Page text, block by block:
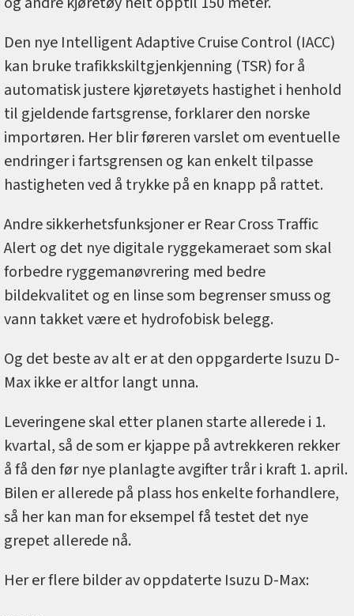
Den nye Intelligent Adaptive Cruise Control (IACC)
kan bruke trafikkskiltgjenkjenning (TSR) for å
automatisk justere kjøretøyets hastighet i henhold
til gjeldende fartsgrense, forklarer den norske
importøren. Her blir føreren varslet om eventuelle
endringer i fartsgrensen og kan enkelt tilpasse
hastigheten ved å trykke på en knapp på rattet.
Andre sikkerhetsfunksjoner er Rear Cross Traffic
Alert og det nye digitale ryggekameraet som skal
forbedre ryggemanøvrering med bedre
bildekvalitet og en linse som begrenser smuss og
vann takket være et hydrofobisk belegg.
Og det beste av alt er at den oppgarderte Isuzu D-
Max ikke er altfor langt unna.
Leveringene skal etter planen starte allerede i 1.
kvartal, så de som er kjappe på avtrekkeren rekker
å få den før nye planlagte avgifter trår i kraft 1. april.
Bilen er allerede på plass hos enkelte forhandlere,
så her kan man for eksempel få testet det nye
grepet allerede nå.
Her er flere bilder av oppdaterte Isuzu D-Max: